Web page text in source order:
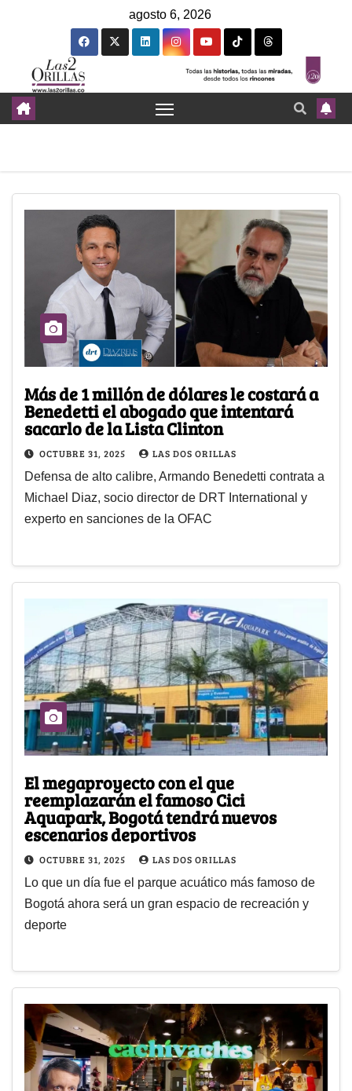
agosto 6, 2026
Más de 1 millón de dólares le costará a
Benedetti el abogado que intentará
sacarlo de la Lista Clinton
OCTUBRE 31, 2025 LAS DOS ORILLAS
Defensa de alto calibre, Armando Benedetti contrata a
Michael Diaz, socio director de DRT International y
experto en sanciones de la OFAC
El megaproyecto con el que
reemplazarán el famoso Cici
Aquapark, Bogotá tendrá nuevos
escenarios deportivos
OCTUBRE 31, 2025 LAS DOS ORILLAS
Lo que un día fue el parque acuático más famoso de
Bogotá ahora será un gran espacio de recreación y
deporte